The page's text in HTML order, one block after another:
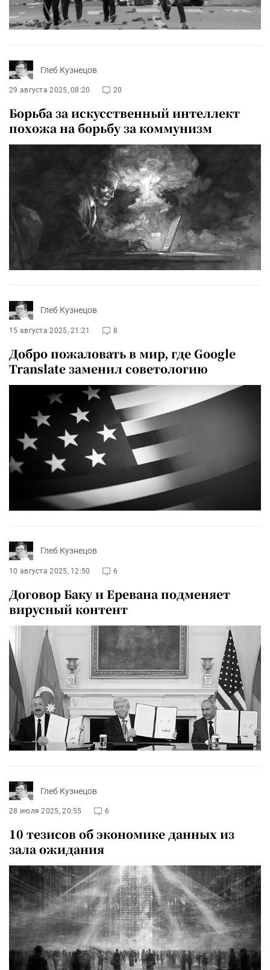
Глеб Кузнецов
29 августа 2025, 08:20 20
Борьба за искусственный интеллект
похожа на борьбу за коммунизм
Глеб Кузнецов
15 августа 2025, 21:21 8
Добро пожаловать в мир, где Google
Translate заменил советологию
Глеб Кузнецов
10 августа 2025, 12:50 6
Договор Баку и Еревана подменяет
вирусный контент
Глеб Кузнецов
28 июля 2025, 20:55 6
10 тезисов об экономике данных из
зала ожидания